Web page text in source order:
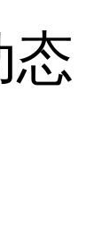
态